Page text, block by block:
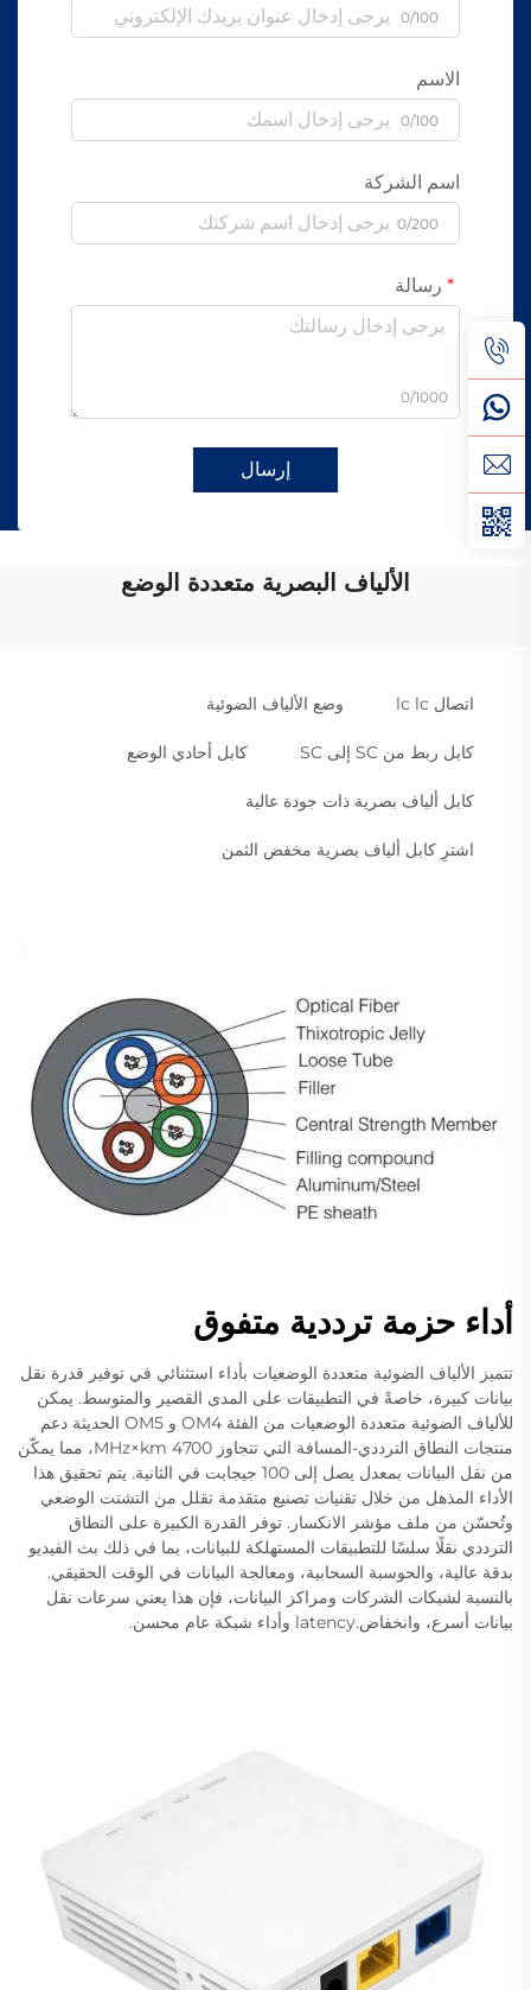
0/100
الاسم
0/100
اسم الشركة
0/200
رسالة
0/1000
إرسال
الألياف البصرية متعددة الوضع
اتصال lc lc وضع الألياف الضوئية
كابل ربط من SC إلى SC كابل أحادي الوضع
كابل ألياف بصرية ذات جودة عالية
اشترِ كابل ألياف بصرية مخفض الثمن
أداء حزمة ترددية متفوق
تتميز الألياف الضوئية متعددة الوضعيات بأداء استثنائي في توفير قدرة نقل
بيانات كبيرة، خاصةً في التطبيقات على المدى القصير والمتوسط. يمكن
للألياف الضوئية متعددة الوضعيات من الفئة OM4 و OM5 الحديثة دعم
منتجات النطاق الترددي-المسافة التي تتجاوز 4700 MHz×km، مما يمكّن
من نقل البيانات بمعدل يصل إلى 100 جيجابت في الثانية. يتم تحقيق هذا
الأداء المذهل من خلال تقنيات تصنيع متقدمة تقلل من التشتت الوضعي
وتُحسّن من ملف مؤشر الانكسار. توفر القدرة الكبيرة على النطاق
الترددي نقلًا سلسًا للتطبيقات المستهلكة للبيانات، بما في ذلك بث الفيديو
بدقة عالية، والحوسبة السحابية، ومعالجة البيانات في الوقت الحقيقي.
بالنسبة لشبكات الشركات ومراكز البيانات، فإن هذا يعني سرعات نقل
بيانات أسرع، وانخفاض.latency وأداء شبكة عام محسن.